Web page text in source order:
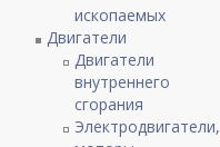
ископаемых
Двигатели
Двигатели
внутреннего
сгорания
Электродвигатели,